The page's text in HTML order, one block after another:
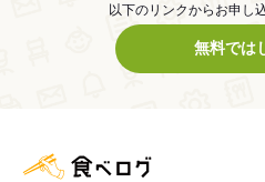
以下のリンクからお申し
無料では